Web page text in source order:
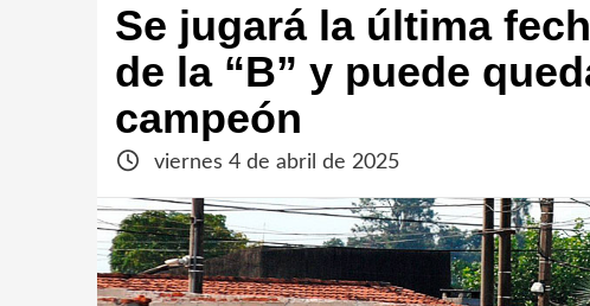
Se jugará la última
de la “B” y puede
campeón
viernes 4 de abril de 2025